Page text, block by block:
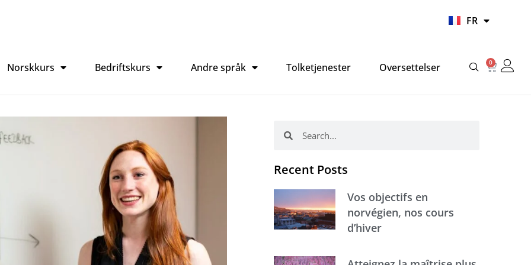
FR
HI
Norskkurs Bedriftskurs Andre språk Tolketjenester Oversettelser 0
Panier
Recent Posts
Vos objectifs en
norvégien, nos cours
d’hiver